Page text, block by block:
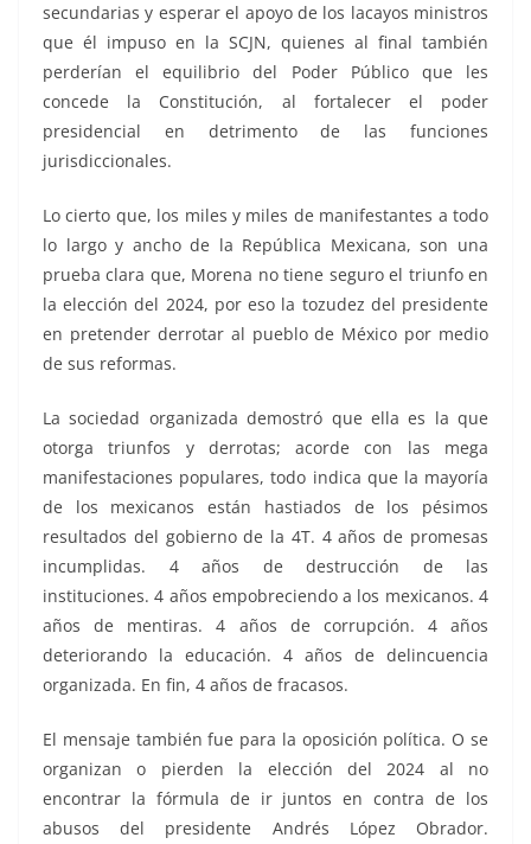
secundarias y esperar el apoyo de los lacayos ministros
que él impuso en la SCJN, quienes al final también
perderían el equilibrio del Poder Público que les
concede la Constitución, al fortalecer el poder
presidencial en detrimento de las funciones
jurisdiccionales.
Lo cierto que, los miles y miles de manifestantes a todo
lo largo y ancho de la República Mexicana, son una
prueba clara que, Morena no tiene seguro el triunfo en
la elección del 2024, por eso la tozudez del presidente
en pretender derrotar al pueblo de México por medio
de sus reformas.
La sociedad organizada demostró que ella es la que
otorga triunfos y derrotas; acorde con las mega
manifestaciones populares, todo indica que la mayoría
de los mexicanos están hastiados de los pésimos
resultados del gobierno de la 4T. 4 años de promesas
incumplidas. 4 años de destrucción de las
instituciones. 4 años empobreciendo a los mexicanos. 4
años de mentiras. 4 años de corrupción. 4 años
deteriorando la educación. 4 años de delincuencia
organizada. En fin, 4 años de fracasos.
El mensaje también fue para la oposición política. O se
organizan o pierden la elección del 2024 al no
encontrar la fórmula de ir juntos en contra de los
abusos del presidente Andrés López Obrador.